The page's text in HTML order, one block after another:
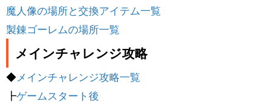
魔人像の場所と交換アイテム一覧
製錬ゴーレムの場所一覧
メインチャレンジ攻略
◆メインチャレンジ攻略一覧
┣ゲームスタート後